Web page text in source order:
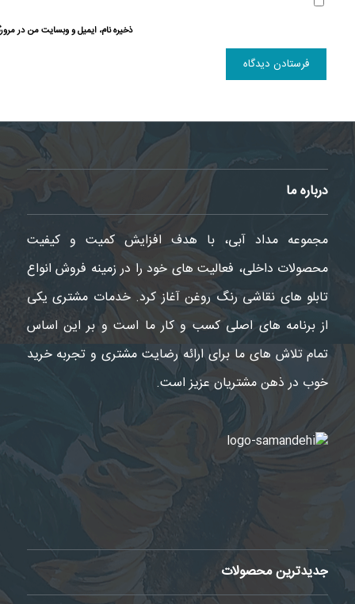
ذخیره نام، ایمیل و وبسایت من در
درباره ما
مجموعه مداد آبی، با هدف افزایش کمیت و کیفیت
محصولات داخلی، فعالیت های خود را در زمینه فروش انواع
تابلو های نقاشی رنگ روغن آغاز کرد. خدمات مشتری یکی
از برنامه های اصلی کسب و کار ما است و بر این اساس
تمام تلاش های ما برای ارائه رضایت مشتری و تجربه خرید
خوب در ذهن مشتریان عزیز است.
جدیدترین محصولات